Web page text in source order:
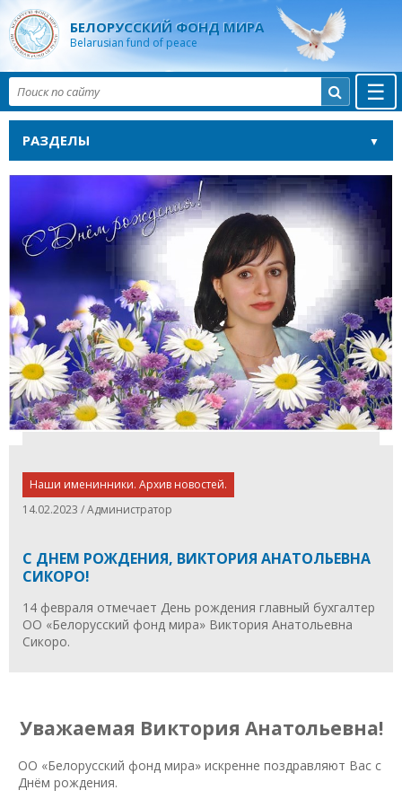
БЕЛОРУССКИЙ ФОНД МИРА
Belarusian fund of peace
☰

РАЗДЕЛЫ
Наши именинники. Архив новостей.
14.02.2023 / Администратор
С ДНЕМ РОЖДЕНИЯ, ВИКТОРИЯ АНАТОЛЬЕВНА
СИКОРО!
14 февраля отмечает День рождения главный бухгалтер
ОО «Белорусский фонд мира» Виктория Анатольевна
Сикоро.
Уважаемая Виктория Анатольевна!
ОО «Белорусский фонд мира» искренне поздравляют Вас с
Днём рождения.